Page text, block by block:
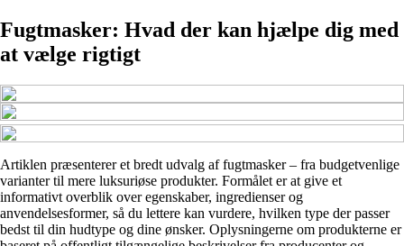
Fugtmasker: Hvad der kan hjælpe dig med
at vælge rigtigt
Artiklen præsenterer et bredt udvalg af fugtmasker – fra budgetvenlige
varianter til mere luksuriøse produkter. Formålet er at give et
informativt overblik over egenskaber, ingredienser og
anvendelsesformer, så du lettere kan vurdere, hvilken type der passer
bedst til din hudtype og dine ønsker. Oplysningerne om produkterne er